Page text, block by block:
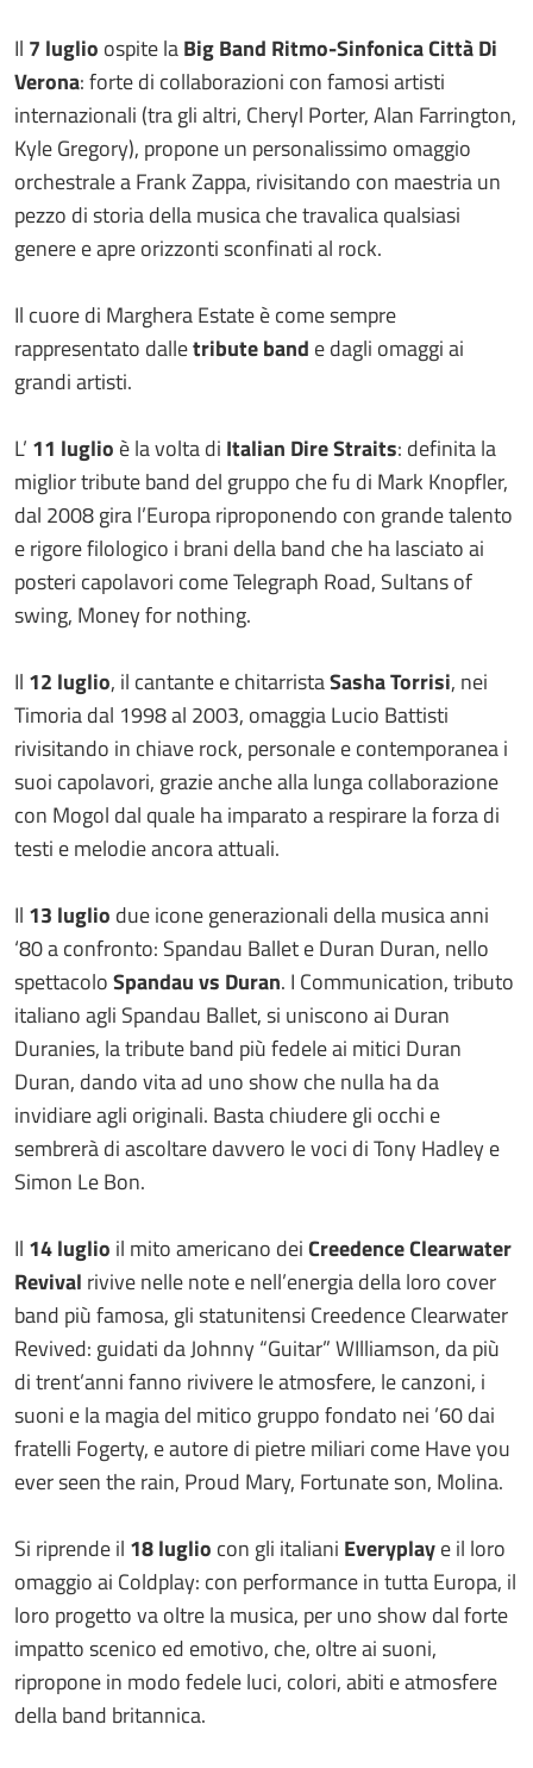
Il 7 luglio ospite laBig Band Ritmo-Sinfonica Città Di
Verona: forte di collaborazioni con famosi artisti
internazionali (tra gli altri, Cheryl Porter, Alan Farrington,
Kyle Gregory), propone un personalissimo omaggio
orchestrale a Frank Zappa, rivisitando con maestria un
pezzo di storia della musica che travalica qualsiasi
genere e apre orizzonti sconfinati al rock.
Il cuore di Marghera Estate è come sempre
rappresentato dalletribute band e dagli omaggi ai
grandi artisti.
L’ 11 luglio è la volta di Italian Dire Straits: definita la
miglior tribute band del gruppo che fu di Mark Knopfler,
dal 2008 gira l’Europa riproponendo con grande talento
e rigore filologico i brani della band che ha lasciato ai
posteri capolavori come Telegraph Road, Sultans of
swing, Money for nothing.
Il 12 luglio, il cantante e chitarristaSasha Torrisi, nei
Timoria dal 1998 al 2003, omaggia Lucio Battisti
rivisitando in chiave rock, personale e contemporanea i
suoi capolavori, grazie anche alla lunga collaborazione
con Mogol dal quale ha imparato a respirare la forza di
testi e melodie ancora attuali.
Il 13 luglio due icone generazionali della musica anni
‘80 a confronto: Spandau Ballet e Duran Duran, nello
spettacoloSpandau vs Duran. I Communication, tributo
italiano agli Spandau Ballet, si uniscono ai Duran
Duranies, la tribute band più fedele ai mitici Duran
Duran, dando vita ad uno show che nulla ha da
invidiare agli originali. Basta chiudere gli occhi e
sembrerà di ascoltare davvero le voci di Tony Hadley e
Simon Le Bon.
Il 14 luglio il mito americano deiCreedence Clearwater
Revival rivive nelle note e nell’energia della loro cover
band più famosa, gli statunitensi Creedence Clearwater
Revived: guidati da Johnny “Guitar” WIlliamson, da più
di trent’anni fanno rivivere le atmosfere, le canzoni, i
suoni e la magia del mitico gruppo fondato nei ’60 dai
fratelli Fogerty, e autore di pietre miliari come Have you
ever seen the rain, Proud Mary, Fortunate son, Molina.
Si riprende il 18 luglio con gli italiani Everyplaye il loro
omaggio ai Coldplay: con performance in tutta Europa, il
loro progetto va oltre la musica, per uno show dal forte
impatto scenico ed emotivo, che, oltre ai suoni,
ripropone in modo fedele luci, colori, abiti e atmosfere
della band britannica.